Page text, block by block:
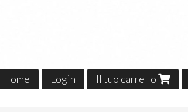
Home Login Il tuo carrello